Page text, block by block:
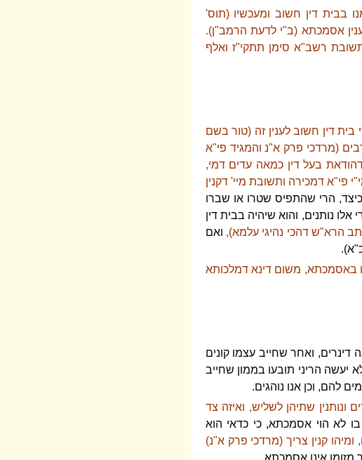
בבית דין חשוב ומעכשיו (תוס'
אסמכתא (ב"י לדעת הרמב"ן).
רשב"א סימן תתקי"ז ואלף
דין חשוב לענין זה (טור בשם
(מרדכי פרק א"נ והמגיד פי"א
בעל דין כמאה עדים דמי,
פי"א דמכירה ותשובת מיי' דקנין
כיצד, הרי שהתפיס שטרו או שברו
אלו נותנים, והוא שיהיה בבית דין
הרא"ש דהכי נהיגי עלמא), ואם
באסמכתא, משום דינא דמלכותא
ואחר שחייב עצמו קונים
יעשה הריני תובעו בממון שחייב
להם, וכן אנו נוהגים.
ונותנין שתיהן לשליש, ואיזה צד
לא הוי אסמכתא, כי כדאי הוא
קנין צריך (מרדכי פרק א"נ)
אינו אסמכתא.